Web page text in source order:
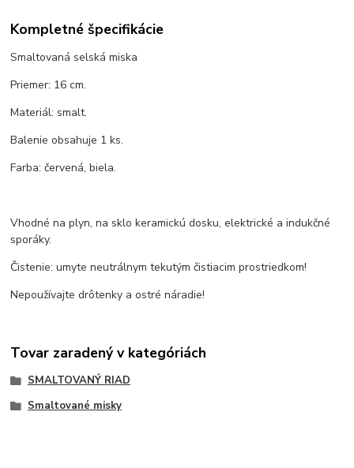
Kompletné špecifikácie
Smaltovaná selská miska
Priemer: 16 cm.
Materiál: smalt.
Balenie obsahuje 1 ks.
Farba: červená, biela.
Vhodné na plyn, na sklo keramickú dosku, elektrické a indukčné
sporáky.
Čistenie: umyte neutrálnym tekutým čistiacim prostriedkom!
Nepoužívajte drôtenky a ostré náradie!
Tovar zaradený v kategóriách
SMALTOVANÝ RIAD
Smaltované misky